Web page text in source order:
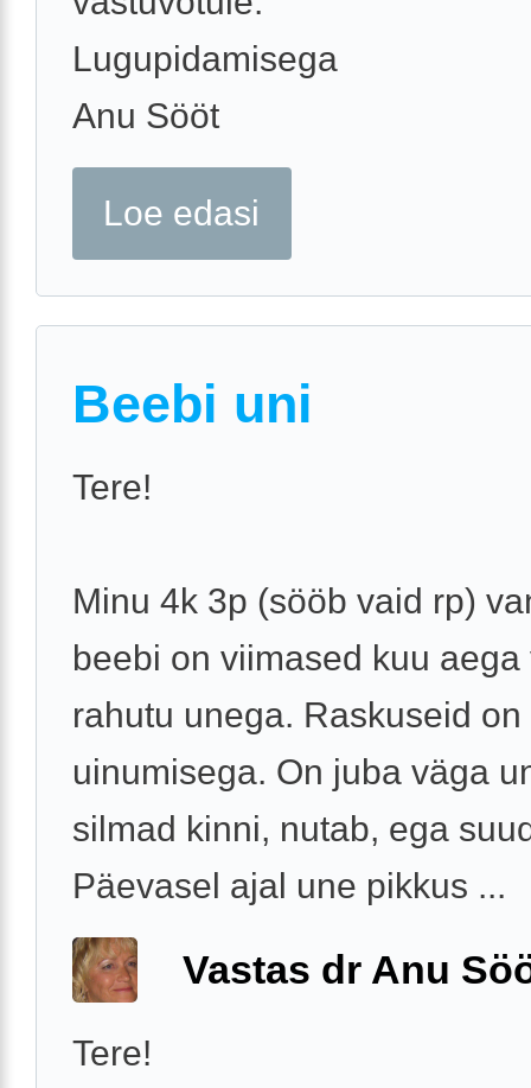
Lugupidamisega
Anu Sööt
Loe edasi
Beebi uni
Tere!
Minu 4k 3p (sööb vaid rp)
beebi on viimased kuu aega
rahutu unega. Raskuseid on
uinumisega. On juba väga
silmad kinni, nutab, ega
Päevasel ajal une pikkus ...
Vastas dr Anu
Tere!